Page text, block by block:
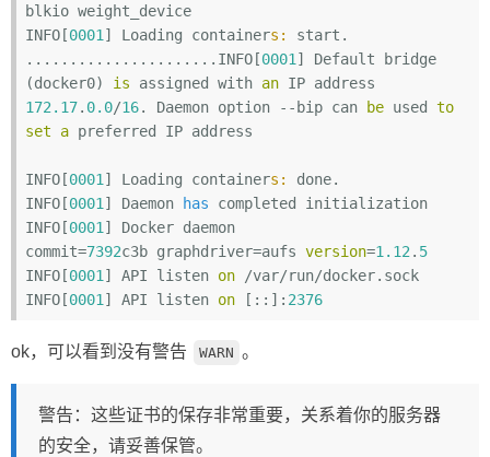
blkio weight_device
INFO[0001 ] Loading containers:
start.
......................INFO[0001 ] Default bridge
(docker0) is assigned with an
172.17. 0.0/16. Daemon option --bip can be used to
set
a preferred IP address
INFO[0001 ] Loading containers:
done.
INFO[0001 ] Daemon has completed initialization
INFO[0001 ] Docker daemon
commit=7392c3b graphdriver=aufs version=1.12 . 5
INFO[0001 ] API listen on /var/run/docker.sock
INFO[0001 ] API listen on [::]: 2376
ok，可以看到没有警告 WARN 。
警告：这些证书的保存非常重要，关系着你的服务器
的安全，请妥善保管。